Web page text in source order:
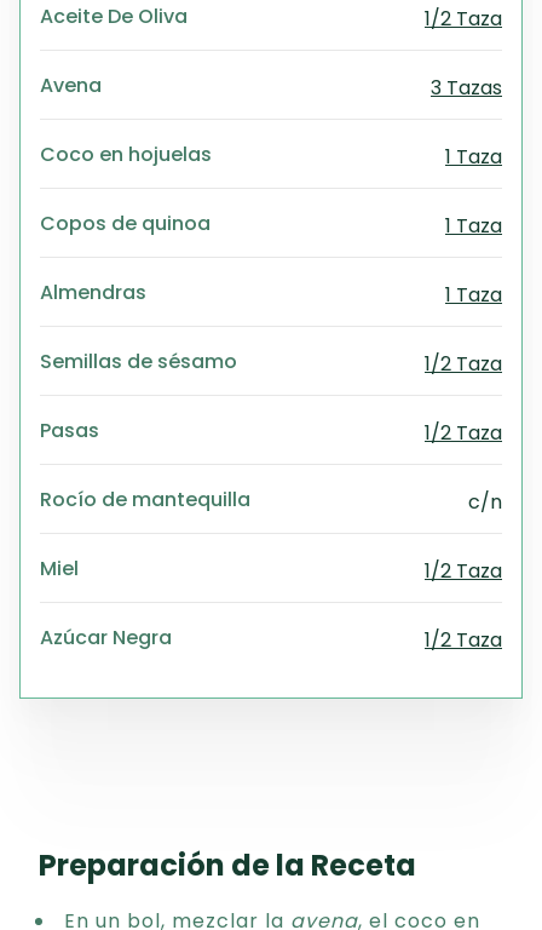
Aceite De Oliva 1/2 Taza
Avena 3 Tazas
Coco en hojuelas 1 Taza
Copos de quinoa 1 Taza
Almendras 1 Taza
Semillas de sésamo 1/2 Taza
Pasas 1/2 Taza
Rocío de mantequilla c/n
Miel 1/2 Taza
Azúcar Negra 1/2 Taza
Preparación de la Receta
En un bol, mezclar la avena, el coco en